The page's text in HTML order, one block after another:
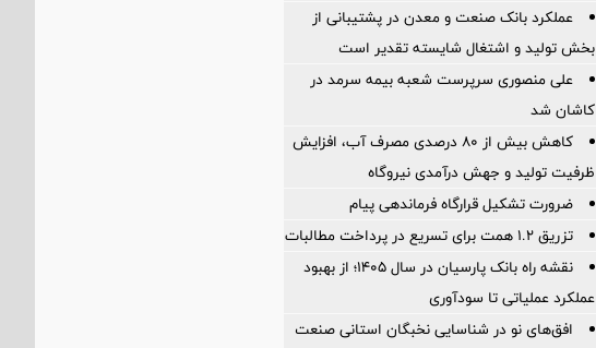
عملکرد بانک صنعت و معدن در پشتیبانی از
بخش تولید و اشتغال شایسته تقدیر است
علی منصوری سرپرست شعبه بیمه سرمد در
کاشان شد
کاهش بیش از ۸۰ درصدی مصرف آب، افزایش
ظرفیت تولید و جهش درآمدی نیروگاه
ضرورت تشكیل قرارگاه فرماندهی پیام
تزریق ۱.۲ همت برای تسریع در پرداخت مطالبات
نقشه راه بانک پارسیان در سال ۱۴۰۵؛ از بهبود
عملکرد عملیاتی تا سودآوری
افق‌های نو در شناسایی نخبگان استانی صنعت